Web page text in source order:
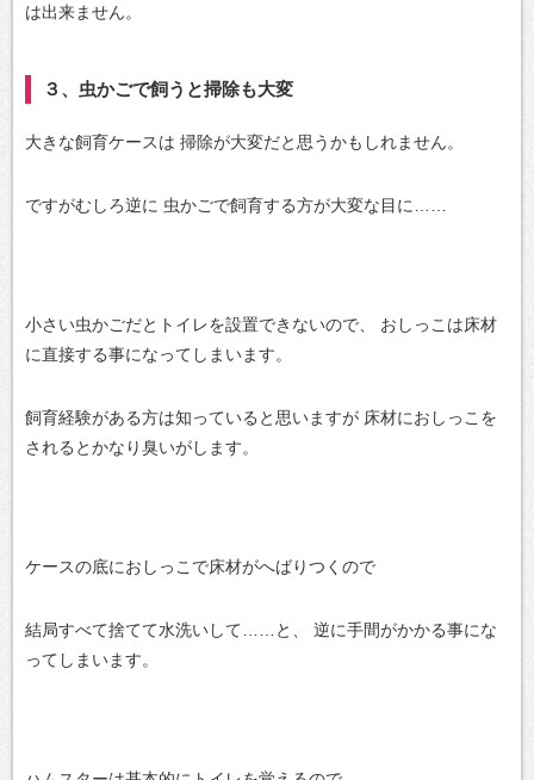
は出来ません。
３、虫かごで飼うと掃除も大変
大きな飼育ケースは 掃除が大変だと思うかもしれません。
ですがむしろ逆に 虫かごで飼育する方が大変な目に……
小さい虫かごだとトイレを設置できないので、
おしっこは床材
に直接する事になってしまいます。
飼育経験がある方は知っていると思いますが 床材におしっこを
されるとかなり臭いがします。
ケースの底におしっこで床材がへばりつくので
結局すべて捨てて水洗いして……と、
逆に手間がかかる事にな
ってしまいます。